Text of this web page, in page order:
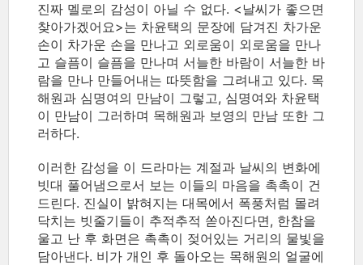
진짜 멜로의 감성이 아닐 수 없다. <날씨가 좋으면
찾아가겠어요>는 차윤택의 문장에 담겨진 차가운
손이 차가운 손을 만나고 외로움이 외로움을 만나
고 슬픔이 슬픔을 만나며 서늘한 바람이 서늘한 바
람을 만나 만들어내는 따뜻함을 그려내고 있다. 목
해원과 심명여의 만남이 그렇고, 심명여와 차윤택
이 만남이 그러하며 목해원과 보영의 만남 또한 그
러하다.
이러한 감성을 이 드라마는 계절과 날씨의 변화에
빗대 풀어냄으로서 보는 이들의 마음을 촉촉이 건
드린다. 진실이 밝혀지는 대목에서 폭풍처럼 몰려
닥치는 빗줄기들이 추적추적 쏟아진다면, 한참을
울고 난 후 화면은 촉촉이 젖어있는 거리의 물빛을
담아낸다. 비가 개인 후 돌아오는 목해원의 얼굴에